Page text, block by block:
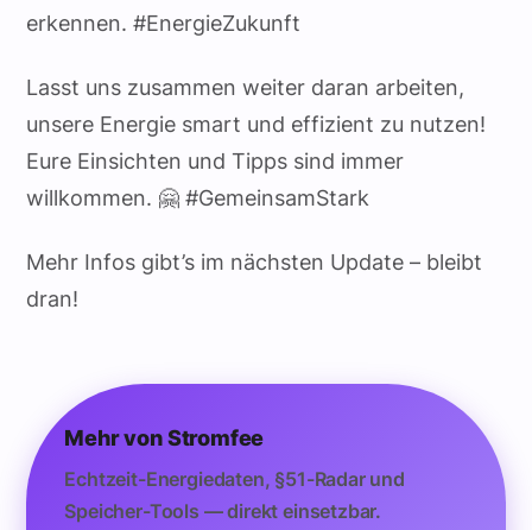
erkennen. #EnergieZukunft
Lasst uns zusammen weiter daran arbeiten,
unsere Energie smart und effizient zu nutzen!
Eure Einsichten und Tipps sind immer
willkommen. 🤗 #GemeinsamStark
Mehr Infos gibt’s im nächsten Update – bleibt
dran!
Mehr von Stromfee
Echtzeit-Energiedaten, §51-Radar und
Speicher-Tools — direkt einsetzbar.